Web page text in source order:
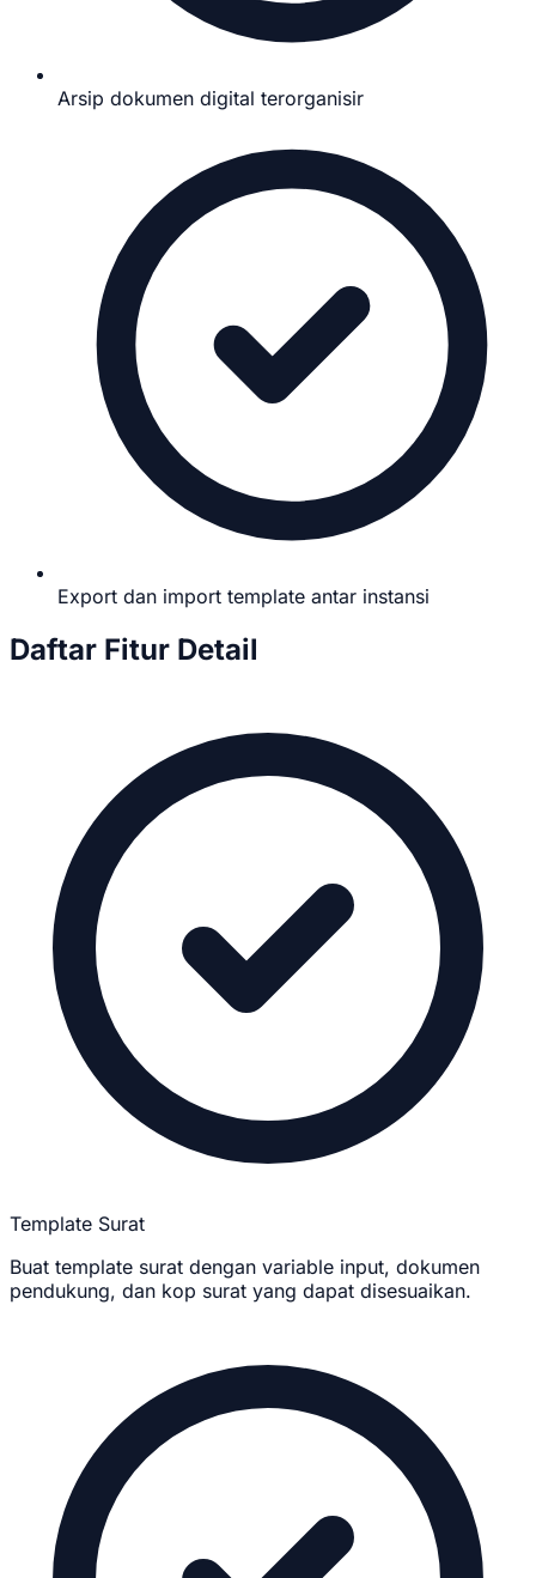
Arsip dokumen digital terorganisir
Export dan import template antar instansi
Daftar Fitur Detail
Template Surat
Buat template surat dengan variable input, dokumen
pendukung, dan kop surat yang dapat disesuaikan.